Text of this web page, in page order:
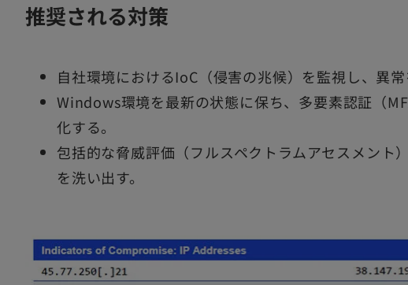
推奨される対策
自社環境におけるIoC（侵害の兆候）を監視し、異常
Windows環境を最新の状態に保ち、多要素認証（
化する。
包括的な脅威評価（フルスペクトラムアセスメント
を洗い出す。